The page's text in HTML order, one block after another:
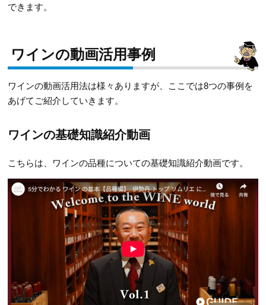
できます。
ワインの動画活用事例
ワインの動画活用法は様々ありますが、ここでは8つの事例を
あげてご紹介していきます。
ワインの基礎知識紹介動画
こちらは、ワインの品種についての基礎知識紹介動画です。